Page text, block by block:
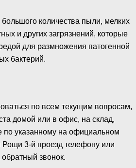
количества пыли, мелких
и других загрязнений, которые
для размножения патогенной
бактерий.
по всем текущим вопросам,
домой или в офис, на склад,
по указанному на официальном
3-й проезд телефону или
обратный звонок.